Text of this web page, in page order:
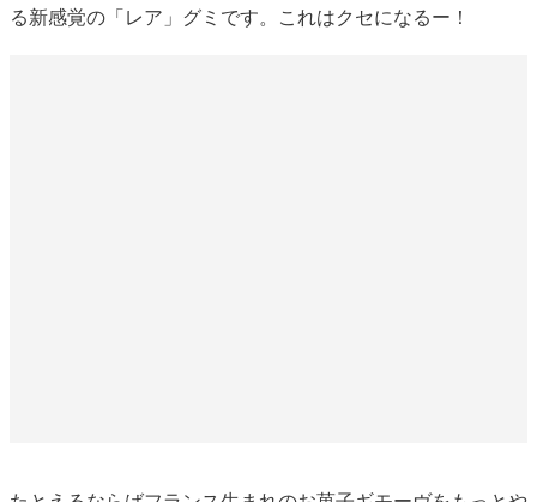
る新感覚の「レア」グミです。これはクセになるー！